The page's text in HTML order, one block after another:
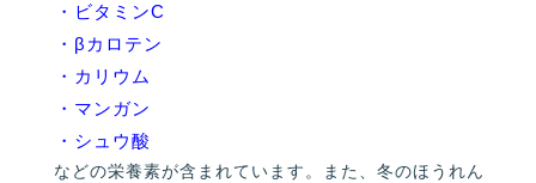
・ビタミンC
・βカロテン
・カリウム
・マンガン
・シュウ酸
などの栄養素が含まれています。また、冬のほうれん